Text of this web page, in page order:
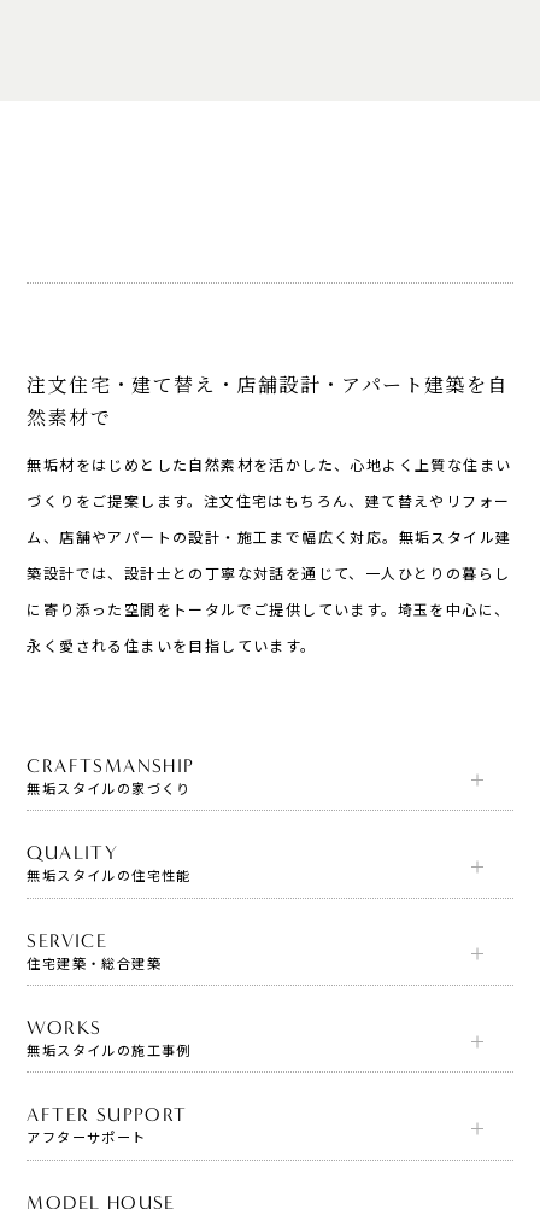
注文住宅・建て替え・店舗設計・アパート建築を自
然素材で
無垢材をはじめとした自然素材を活かした、心地よく上質な住まい
づくりをご提案します。注文住宅はもちろん、建て替えやリフォー
ム、店舗やアパートの設計・施工まで幅広く対応。無垢スタイル建
築設計では、設計士との丁寧な対話を通じて、一人ひとりの暮らし
に寄り添った空間をトータルでご提供しています。埼玉を中心に、
永く愛される住まいを目指しています。
CRAFTSMANSHIP
無垢スタイルの家づくり
QUALITY
無垢スタイルの住宅性能
SERVICE
住宅建築・総合建築
WORKS
無垢スタイルの施工事例
AFTER SUPPORT
アフターサポート
MODEL HOUSE